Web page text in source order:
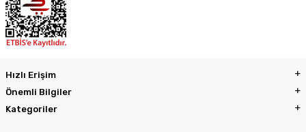
Hızlı Erişim
Önemli Bilgiler
Kategoriler